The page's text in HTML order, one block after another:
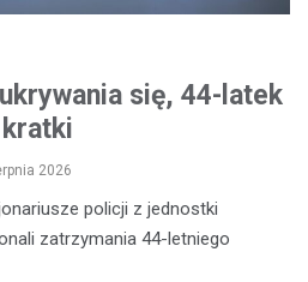
się, 44-latek
2026
policji z jednostki
zatrzymania 44-letniego